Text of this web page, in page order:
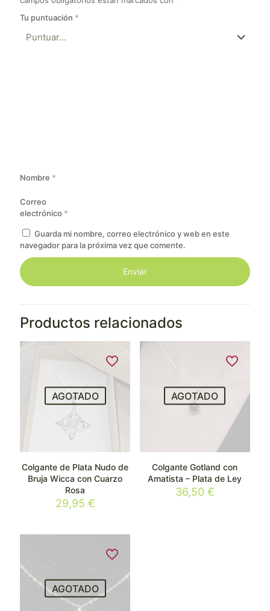
Tu puntuación *
Nombre *
Correo
electrónico *
Guarda mi nombre, correo electrónico y web en este
navegador para la próxima vez que comente.
Productos relacionados
AGOTADO
Colgante de Plata Nudo de
Bruja Wicca con Cuarzo
Rosa
29,95 €
AGOTADO
Colgante Gotland con
Amatista – Plata de Ley
36,50 €
AGOTADO